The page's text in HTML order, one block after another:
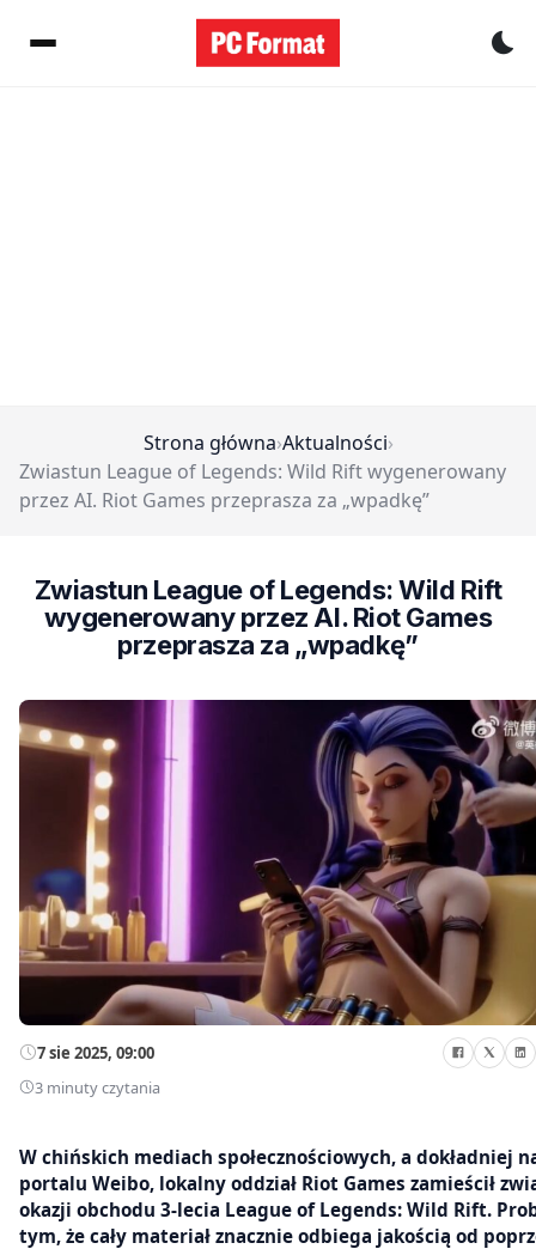
Strona główna›Aktualności›
Zwiastun League of Legends: Wild Rift wygenerowany
przez AI. Riot Games przeprasza za „wpadkę”
Zwiastun League of Legends: Wild Rift
wygenerowany przez AI. Riot Games
przeprasza za „wpadkę”
7 sie 2025, 09:00
3 minuty czytania
W chińskich mediach społecznościowych, a dokładniej
portalu Weibo, lokalny oddział Riot Games zamieścił
okazji obchodu 3-lecia League of Legends: Wild Rift.
tym, że cały materiał znacznie odbiega jakością od